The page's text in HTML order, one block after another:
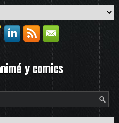
y comics